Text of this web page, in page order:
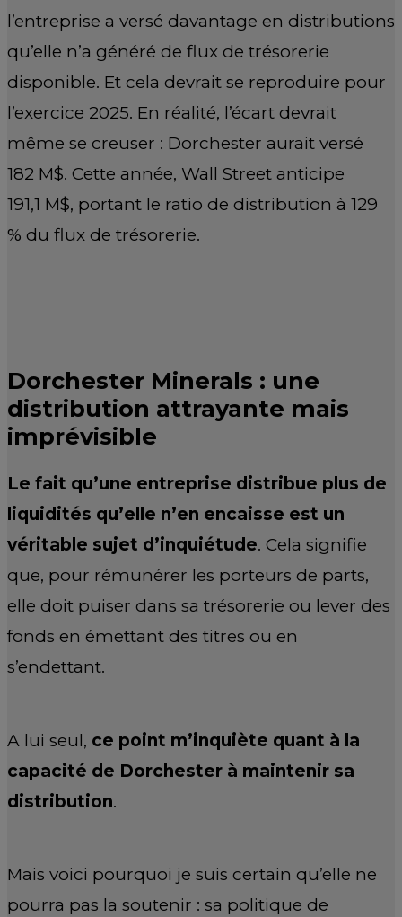
l’entreprise a versé davantage en distributions
qu’elle n’a généré de flux de trésorerie
disponible. Et cela devrait se reproduire pour
l’exercice 2025. En réalité, l’écart devrait
même se creuser : Dorchester aurait versé
182 M$. Cette année, Wall Street anticipe
191,1 M$, portant le ratio de distribution à 129
% du flux de trésorerie.
Dorchester Minerals : une
distribution attrayante mais
imprévisible
Le fait qu’une entreprise distribue plus de
liquidités qu’elle n’en encaisse est un
véritable sujet d’inquiétude. Cela signifie
que, pour rémunérer les porteurs de parts,
elle doit puiser dans sa trésorerie ou lever des
fonds en émettant des titres ou en
s’endettant.
A lui seul, ce point m’inquiète quant à la
capacité de Dorchester à maintenir sa
distribution.
Mais voici pourquoi je suis certain qu’elle ne
pourra pas la soutenir : sa politique de